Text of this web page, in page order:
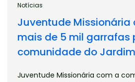
Notícias
Juventude Missionária
mais de 5 mil garrafas
comunidade do
Juventude Missionária com a